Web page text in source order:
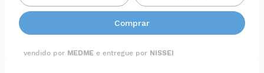
Comprar
vendido por MEDME e entregue por NISSEI